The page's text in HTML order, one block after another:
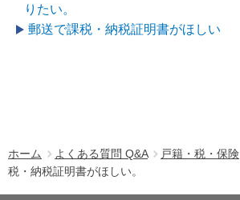
ホーム よくある質問 Q&A 戸籍・税・保険
税・納税証明書がほしい。
りたい。
郵送で課税・納税証明書がほしい